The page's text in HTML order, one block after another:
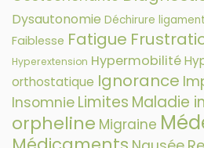
Dysautonomie Déchirure
Faiblesse Fatigue
Hyperextension Hypermobilité
orthostatique Ignorance
Insomnie Limites Maladie
orpheline Migraine